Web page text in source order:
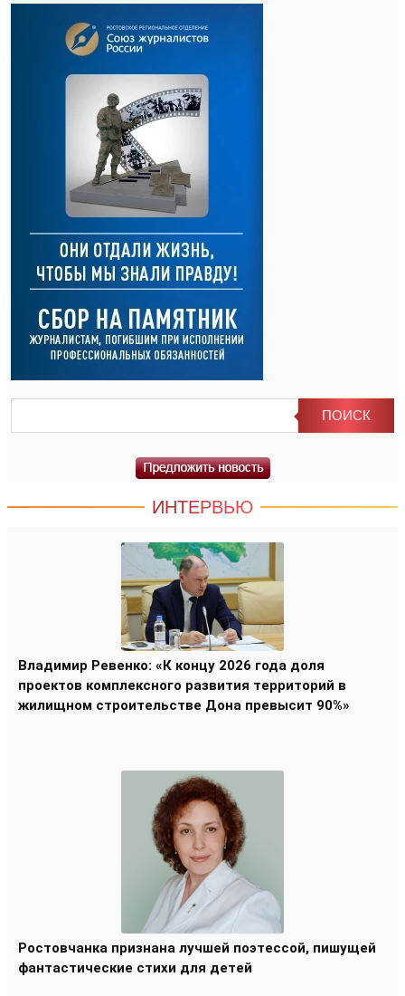
ИНТЕРВЬЮ
Владимир Ревенко: «К концу 2026 года доля
проектов комплексного развития территорий в
жилищном строительстве Дона превысит 90%»
Ростовчанка признана лучшей поэтессой, пишущей
фантастические стихи для детей